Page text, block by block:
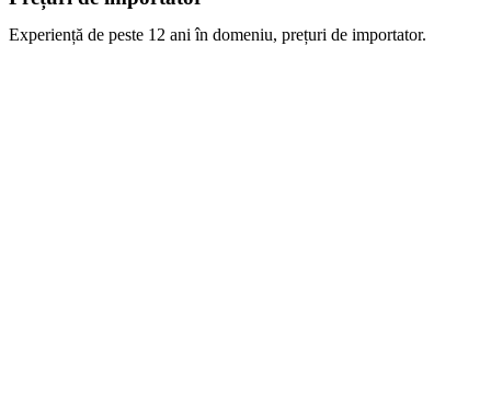
Experiență de peste 12 ani în domeniu, prețuri de importator.